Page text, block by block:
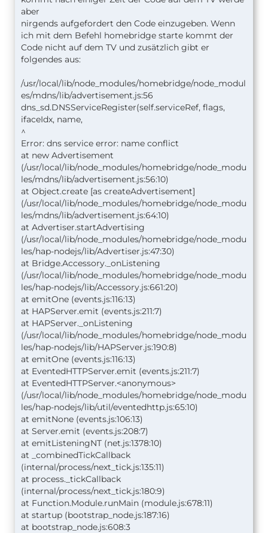
aber
nirgends aufgefordert den Code einzugeben. Wenn
ich mit dem Befehl homebridge starte kommt der
Code nicht auf dem TV und zusätzlich gibt er
folgendes aus:
/usr/local/lib/node_modules/homebridge/node_modul
es/mdns/lib/advertisement.js:56
dns_sd.DNSServiceRegister(self.serviceRef, flags,
ifaceIdx, name,
^
Error: dns service error: name conflict
at new Advertisement
(/usr/local/lib/node_modules/homebridge/node_modu
les/mdns/lib/advertisement.js:56:10)
at Object.create [as createAdvertisement]
(/usr/local/lib/node_modules/homebridge/node_modu
les/mdns/lib/advertisement.js:64:10)
at Advertiser.startAdvertising
(/usr/local/lib/node_modules/homebridge/node_modu
les/hap-nodejs/lib/Advertiser.js:47:30)
at Bridge.Accessory._onListening
(/usr/local/lib/node_modules/homebridge/node_modu
les/hap-nodejs/lib/Accessory.js:661:20)
at emitOne (events.js:116:13)
at HAPServer.emit (events.js:211:7)
at HAPServer._onListening
(/usr/local/lib/node_modules/homebridge/node_modu
les/hap-nodejs/lib/HAPServer.js:190:8)
at emitOne (events.js:116:13)
at EventedHTTPServer.emit (events.js:211:7)
at EventedHTTPServer.<anonymous>
(/usr/local/lib/node_modules/homebridge/node_modu
les/hap-nodejs/lib/util/eventedhttp.js:65:10)
at emitNone (events.js:106:13)
at Server.emit (events.js:208:7)
at emitListeningNT (net.js:1378:10)
at _combinedTickCallback
(internal/process/next_tick.js:135:11)
at process._tickCallback
(internal/process/next_tick.js:180:9)
at Function.Module.runMain (module.js:678:11)
at startup (bootstrap_node.js:187:16)
at bootstrap_node.js:608:3